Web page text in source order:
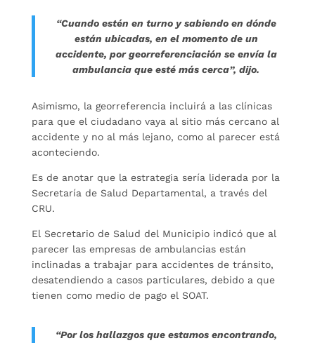
“Cuando estén en turno y sabiendo en dónde
están ubicadas, en el momento de un
accidente, por georreferenciación se envía la
ambulancia que esté más cerca”, dijo.
Asimismo, la georreferencia incluirá a las clínicas
para que el ciudadano vaya al sitio más cercano al
accidente y no al más lejano, como al parecer está
aconteciendo.
Es de anotar que la estrategia sería liderada por la
Secretaría de Salud Departamental, a través del
CRU.
El Secretario de Salud del Municipio indicó que al
parecer las empresas de ambulancias están
inclinadas a trabajar para accidentes de tránsito,
desatendiendo a casos particulares, debido a que
tienen como medio de pago el SOAT.
“Por los hallazgos que estamos encontrando,